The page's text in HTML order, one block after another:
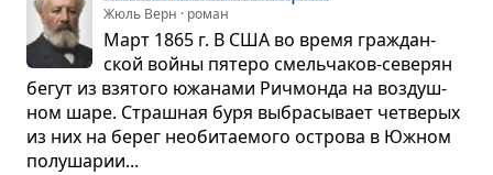
Жюль Верн · роман
Март 1865 г. В США во время гра­ждан­
ской войны пятеро смель­ча­ков-севе­рян
бегут из взя­того южа­нами Рич­монда на воз­душ­
ном шаре. Страш­ная буря выбра­сы­вает чет­ве­рых
из них на берег необи­та­е­мого острова в Южном
полу­ша­рии...